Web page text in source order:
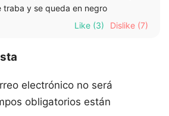
traba y se queda en negro
Like (3) Dislike (7)
electrónico no será
obligatorios están